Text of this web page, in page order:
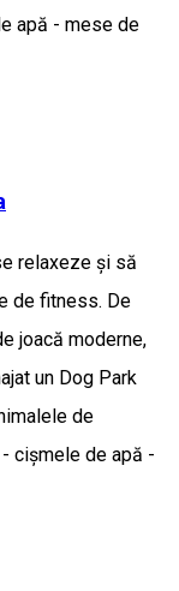
apă - mese de
relaxeze și să
de fitness. De
joacă moderne,
un Dog Park
de
cișmele de apă -